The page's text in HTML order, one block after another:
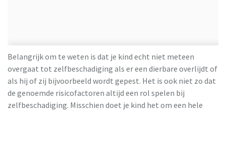
Belangrijk om te weten is dat je kind echt niet meteen
overgaat tot zelfbeschadiging als er een dierbare overlijdt of
als hij of zij bijvoorbeeld wordt gepest. Het is ook niet zo dat
de genoemde risicofactoren altijd een rol spelen bij
zelfbeschadiging. Misschien doet je kind het om een hele